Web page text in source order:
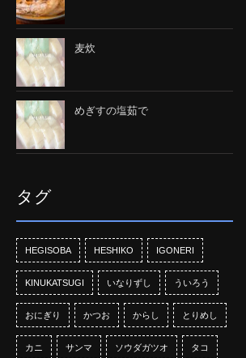
麦炊
めぎすの塩茹で
タグ
HEGISOBA HESHIKO IGONERI
KINUKATSUGI いなりずし ういろう
おにぎり かつお からし とりめし
カニ サンマ ソウダガツオ タコ